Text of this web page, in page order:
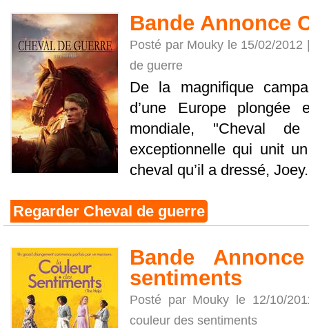
Bande Annonce
Posté par Mouky le 15/02/
de guerre
De la magnifique
d’une Europe plongée
mondiale, "Cheval
exceptionnelle qui unit
cheval qu’il a dressé,
Regarder Cheval de guerre
Bande
sentiments
Posté par Mouky le 12/10/
couleur des sentiments